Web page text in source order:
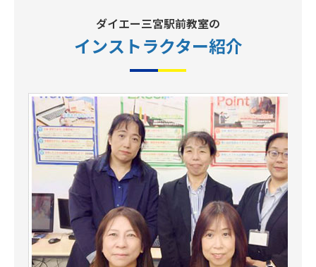
ダイエー三宮駅前教室の
インストラクター紹介